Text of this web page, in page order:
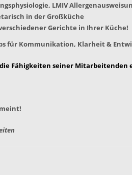
LMIV
in der Großküche
Gerichte in Ihrer Küche!
für Kommunikation, Klarheit &
Fähigkeiten seiner Mitarbeitenden